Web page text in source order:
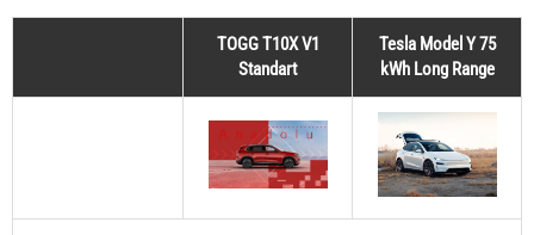
TOGG T10X V1
Standart
Tesla Model Y 75
kWh Long Range